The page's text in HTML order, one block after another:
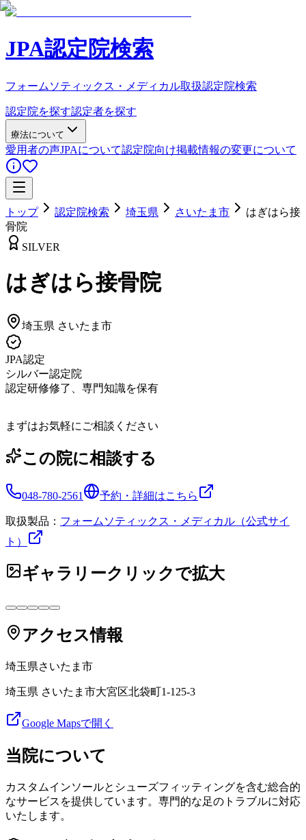
JPA認定院検索
フォームソティックス・メディカル取扱認定院検索
認定院を探す認定者を探す
療法について
愛用者の声JPAについて認定院向け掲載情報の変更について
トップ 認定院検索 埼玉県 さいたま市
はぎはら接
骨院
SILVER
はぎはら接骨院
埼玉県 さいたま市
JPA認定
シルバー認定院
認定研修修了、専門知識を保有
まずはお気軽にご相談ください
この院に相談する
048-780-2561 予約・詳細はこちら
取扱製品： フォームソティックス・メディカル（公式サイ
ト）
ギャラリークリックで拡大
アクセス情報
埼玉県さいたま市
埼玉県 さいたま市大宮区北袋町1-125-3
Google Mapsで開く
当院について
カスタムインソールとシューズフィッティングを含む総合的
なサービスを提供しています。専門的な足のトラブルに対応
いたします。